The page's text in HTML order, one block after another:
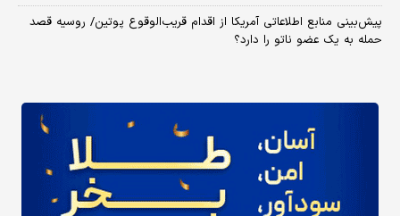
پیش‌بینی منابع اطلاعاتی آمریکا از اقدام قریب‌الوقوع پوتین/ روسیه قصد
حمله به یک عضو ناتو را دارد؟